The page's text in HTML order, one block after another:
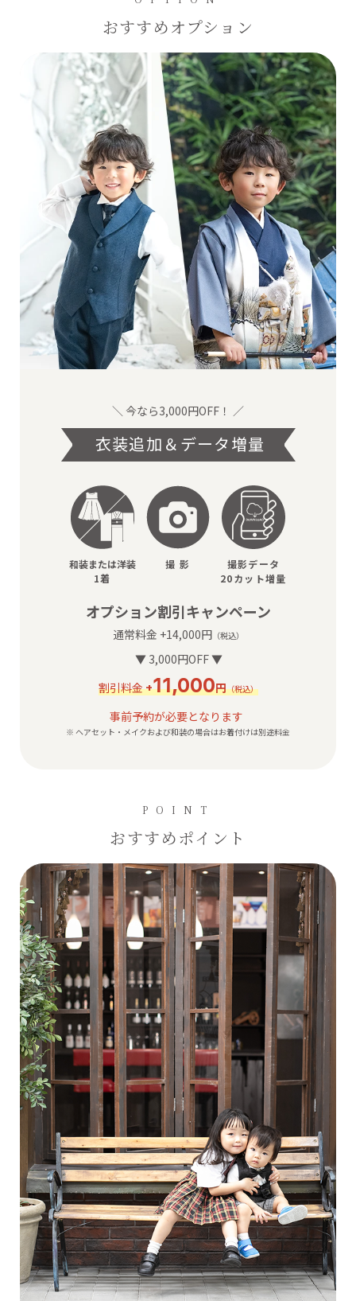
おすすめオプション
＼ 今なら3,000円OFF！ ／
衣装追加＆データ増量
和装または洋装
1着
撮 影
撮影データ
20カット増量
オプション割引キャンペーン
通常料金 +14,000円 （税込）
▼ 3,000円OFF ▼
割引料金+11,000円（税込）
事前予約が必要となります
ヘアセット・メイクおよび和装の場合はお着付けは別途料金
POINT
おすすめポイント